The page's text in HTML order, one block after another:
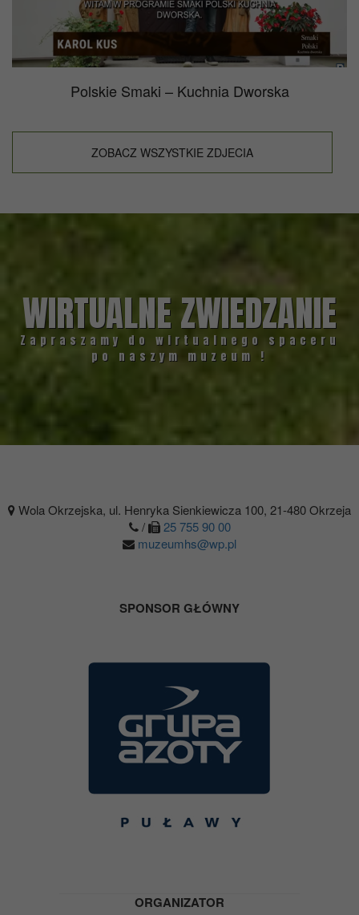
Polskie Smaki – Kuchnia Dworska
ZOBACZ WSZYSTKIE ZDJECIA
WIRTUALNE ZWIEDZANIE
Zapraszamy do wirtualnego spaceru
po naszym muzeum !
Wola Okrzejska, ul. Henryka Sienkiewicza 100, 21-480 Okrzeja
/
25 755 90 00
muzeumhs@wp.pl
SPONSOR GŁÓWNY
ORGANIZATOR